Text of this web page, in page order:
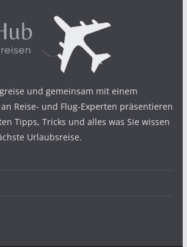
und gemeinsam mit einem
Reise- und Flug-Experten präsentieren
Tipps, Tricks und alles was Sie wissen
Urlaubsreise.